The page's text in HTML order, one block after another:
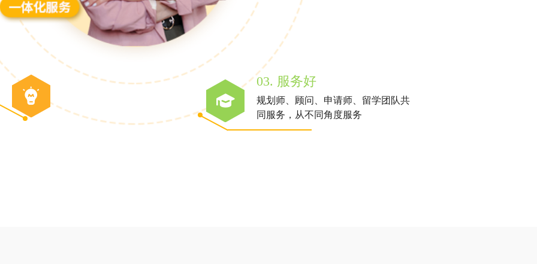
03. 服务好
规划师、顾问、申请师、留学团队共
同服务，从不同角度服务